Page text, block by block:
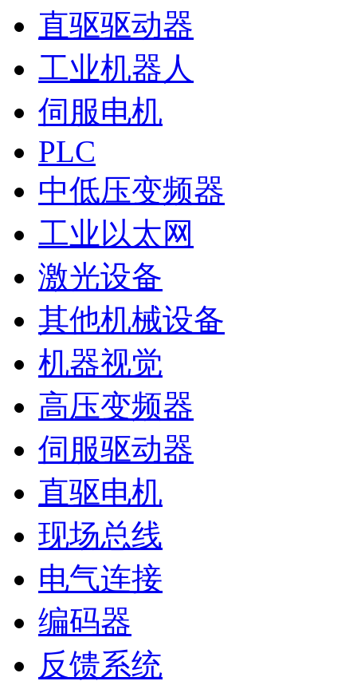
直驱驱动器
工业机器人
伺服电机
PLC
中低压变频器
工业以太网
激光设备
其他机械设备
机器视觉
高压变频器
伺服驱动器
直驱电机
现场总线
电气连接
编码器
反馈系统